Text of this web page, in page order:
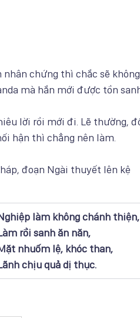
chứng thì chắc sẽ
mà hắn mới được tồn
lời rồi mới đi. Lẽ thường,
hận thì chẳng nên làm.
đoạn Ngài thuyết lên kệ
làm không chánh thiện,
rồi sanh ăn năn,
nhuốm lệ, khóc than,
chịu quả dị thục.